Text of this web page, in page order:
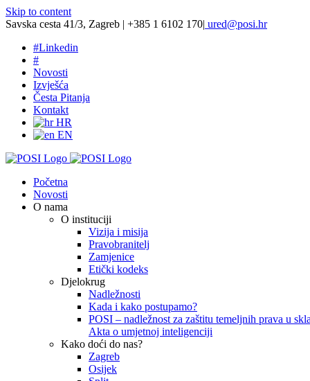
Skip to content
Savska cesta 41/3, Zagreb | +385 1 6102 170| ured@posi.hr
#Linkedin
#
Novosti
Izvješća
Česta Pitanja
Kontakt
HR
EN
Početna
Novosti
O nama
O instituciji
Vizija i misija
Pravobranitelj
Zamjenice
Etički kodeks
Djelokrug
Nadležnosti
Kada i kako postupamo?
POSI – nadležnost za zaštitu temeljnih prava u
Akta o umjetnoj inteligenciji
Kako doći do nas?
Zagreb
Osijek